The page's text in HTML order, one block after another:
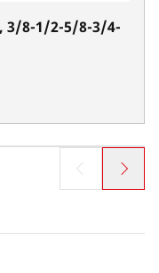
3/8-1/2-5/8-3/4-